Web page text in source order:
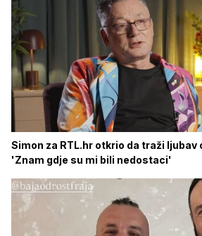
Simon za RTL.hr otkrio da traži ljubav
'Znam gdje su mi bili nedostaci'